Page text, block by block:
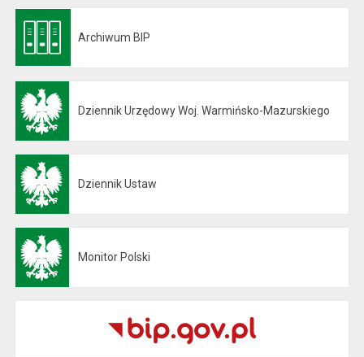
Archiwum BIP
Dziennik Urzędowy Woj. Warmińsko-Mazurskiego
Dziennik Ustaw
Monitor Polski